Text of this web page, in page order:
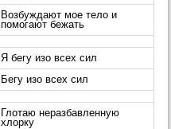
Возбуждают мое тело и
помогают бежать
Я бегу изо всех сил
Бегу изо всех сил
Глотаю неразбавленную
хлорку